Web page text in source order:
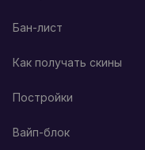
Бан-лист
Как получать скины
Постройки
Вайп-блок